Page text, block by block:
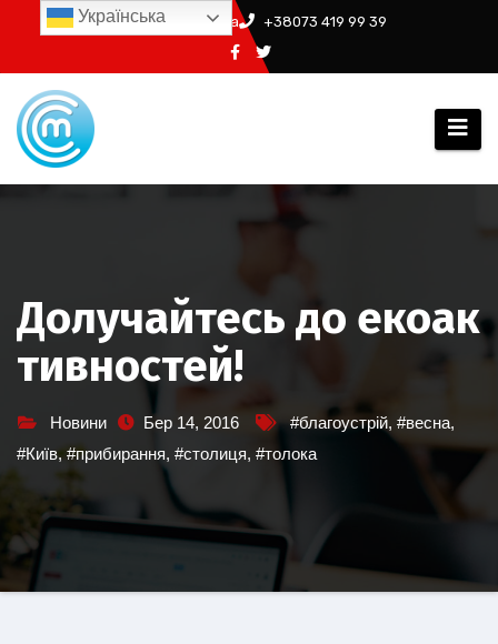
Перейти
вмісту
info@ssm.in.ua +38073 419 99 39
Долучайтесь до екоак
тивностей!
Новини Бер 14, 2016 #благоустрій, #весна,
#Київ,#прибирання, #столиця, #толока
Українська